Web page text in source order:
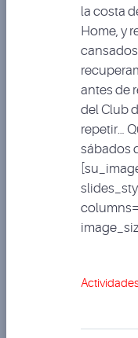
la costa
Home, y
antes de
del Club
repetir…
sábados